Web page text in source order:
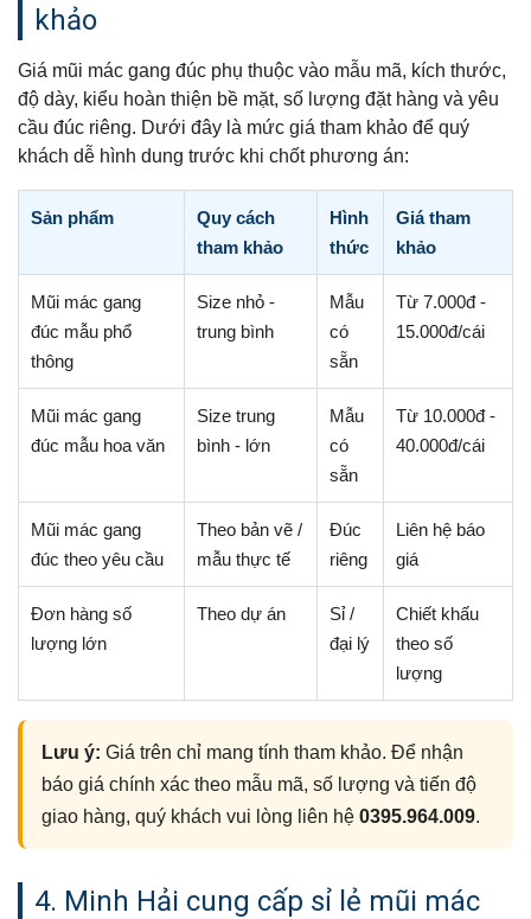
khảo
Giá mũi mác gang đúc phụ thuộc vào mẫu mã, kích thước,
độ dày, kiểu hoàn thiện bề mặt, số lượng đặt hàng và yêu
cầu đúc riêng. Dưới đây là mức giá tham khảo để quý
khách dễ hình dung trước khi chốt phương án:
Sản phẩm
Quy cách
tham khảo
Hình
thức
Giá tham
khảo
Mũi mác gang
đúc mẫu phổ
thông
Size nhỏ -
trung bình
Mẫu
có
sẵn
Từ 7.000đ -
15.000đ/cái
Mũi mác gang
đúc mẫu hoa văn
Size trung
bình - lớn
Mẫu
có
sẵn
Từ 10.000đ -
40.000đ/cái
Mũi mác gang
đúc theo yêu cầu
Theo bản vẽ /
mẫu thực tế
Đúc
riêng
Liên hệ báo
giá
Đơn hàng số
lượng lớn
Theo dự án
Sỉ /
đại lý
Chiết khấu
theo số
lượng
Lưu ý: Giá trên chỉ mang tính tham khảo. Để nhận
báo giá chính xác theo mẫu mã, số lượng và tiến độ
giao hàng, quý khách vui lòng liên hệ 0395.964.009.
4. Minh Hải cung cấp sỉ lẻ mũi mác